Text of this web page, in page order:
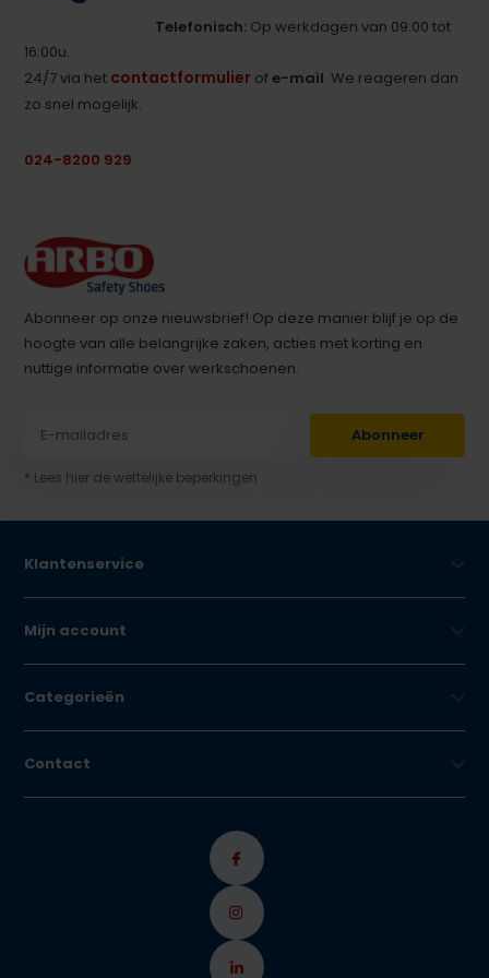
Telefonisch: Op werkdagen van 09:00 tot
16:00u.
24/7 via het contactformulier ofe-mail. We reageren dan
zo snel mogelijk.
024-8200 929
Abonneer op onze nieuwsbrief! Op deze manier blijf je op de
hoogte van alle belangrijke zaken, acties met korting en
nuttige informatie over werkschoenen.
Abonneer
* Lees hier de wettelijke beperkingen
Klantenservice
Mijn account
Categorieën
Contact